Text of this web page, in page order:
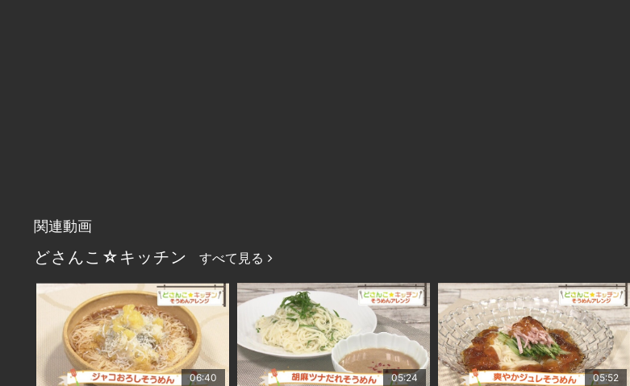
関連動画
どさんこ☆キッチン すべて見る
06:40 05:24 05:52